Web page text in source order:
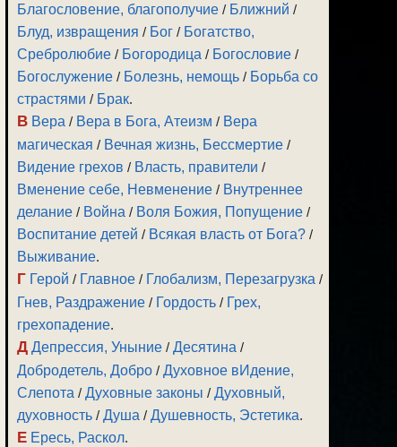
Благословение, благополучие / Ближний /
Блуд, извращения / Бог / Богатство,
Сребролюбие / Богородица / Богословие /
Богослужение / Болезнь, немощь / Борьба со
страстями / Брак.
В Вера / Вера в Бога, Атеизм / Вера
магическая / Вечная жизнь, Бессмертие /
Видение грехов / Власть, правители /
Вменение себе, Невменение / Внутреннее
делание / Война / Воля Божия, Попущение /
Воспитание детей / Всякая власть от Бога? /
Выживание.
Г Герой / Главное / Глобализм, Перезагрузка /
Гнев, Раздражение / Гордость / Грех,
грехопадение.
Д Депрессия, Уныние /Десятина /
Добродетель, Добро /Духовное вИдение,
Слепота /Духовные законы /Духовный,
духовность /Душа /Душевность, Эстетика.
Е Ересь, Раскол.